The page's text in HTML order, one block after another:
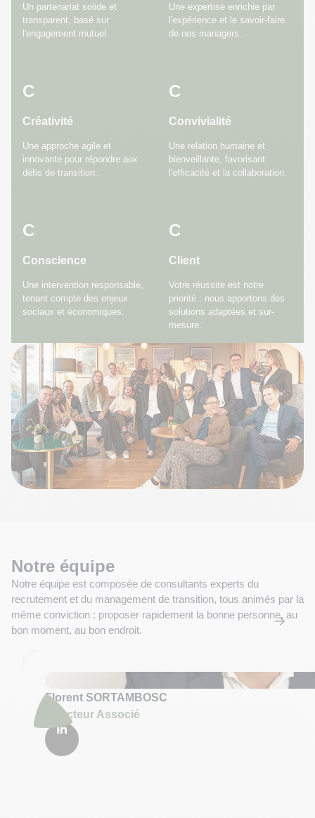
Un partenariat solide et
transparent, basé sur
l'engagement mutuel.
Une expertise enrichie par
l'expérience et le savoir-faire
de nos managers.
C
Créativité
Une approche agile et
innovante pour répondre aux
défis de transition.
C
Convivialité
Une relation humaine et
bienveillante, favorisant
l'efficacité et la collaboration.
C
Conscience
Une intervention responsable,
tenant compte des enjeux
sociaux et économiques.
C
Client
Votre réussite est notre
priorité : nous apportons des
solutions adaptées et sur-
mesure.
Notre équipe
Notre équipe est composée de consultants experts du
recrutement et du management de transition, tous animés par la
même conviction : proposer rapidement la bonne personne, au
bon moment, au bon endroit.
Florent SORTAMBOSC
Directeur Associé